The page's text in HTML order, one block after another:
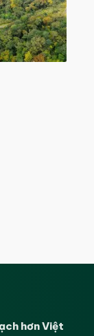
hơn Việt